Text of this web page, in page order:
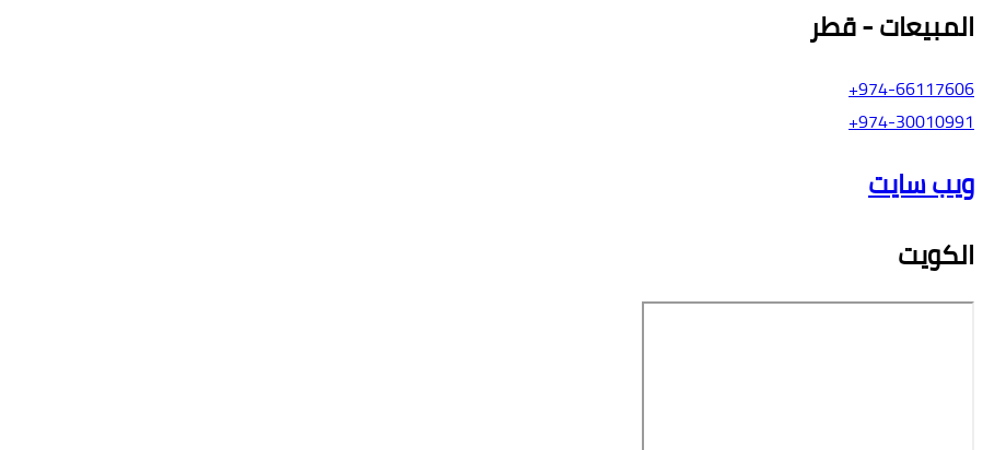
المبيعات - قطر
974-66117606+
974-30010991+
ويب سايت
الكويت